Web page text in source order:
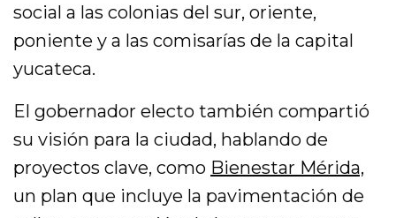
social a las colonias del sur, oriente,
poniente y a las comisarías de la capital
yucateca.
El gobernador electo también compartió
su visión para la ciudad, hablando de
proyectos clave, como Bienestar Mérida,
un plan que incluye la pavimentación de